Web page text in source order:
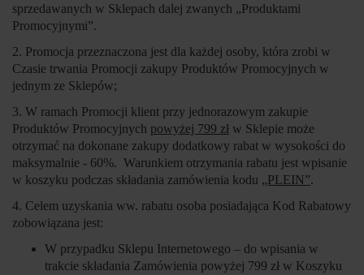
sprzedawanych w Sklepach dalej zwanych „Produktami
Promocyjnymi”.
2. Promocja przeznaczona jest dla każdej osoby, która zrobi w
Czasie trwania Promocji zakupy Produktów Promocyjnych w
jednym ze Sklepów;
3. W ramach Promocji klient przy jednorazowym zakupie
Produktów Promocyjnych powyżej 799 zł w Sklepie może
otrzymać na dokonane zakupy dodatkowy rabat w wysokości do
maksymalnie - 60%. Warunkiem otrzymania rabatu jest wpisanie
w koszyku podczas składania zamówienia kodu „PLEIN”.
4. Celem uzyskania ww. rabatu osoba posiadająca Kod Rabatowy
zobowiązana jest:
W przypadku Sklepu Internetowego – do wpisania w
trakcie składania Zamówienia powyżej 799 zł w Koszyku